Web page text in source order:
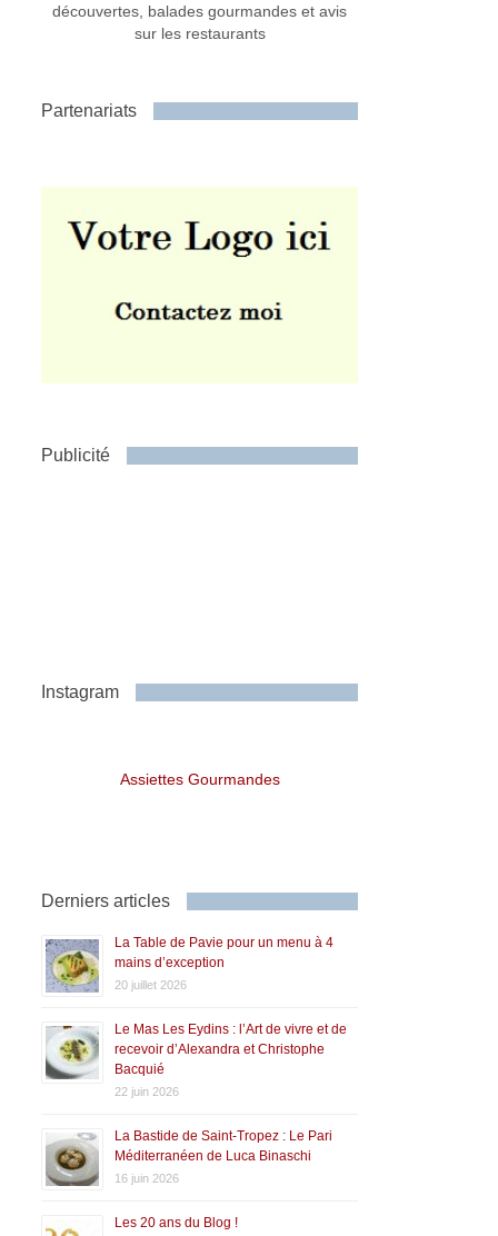
découvertes, balades gourmandes et avis
sur les restaurants
Partenariats
Publicité
Instagram
Assiettes Gourmandes
Derniers articles
La Table de Pavie pour un menu à 4
mains d’exception
20 juillet 2026
Le Mas Les Eydins : l’Art de vivre et de
recevoir d’Alexandra et Christophe
Bacquié
22 juin 2026
La Bastide de Saint-Tropez : Le Pari
Méditerranéen de Luca Binaschi
16 juin 2026
Les 20 ans du Blog !